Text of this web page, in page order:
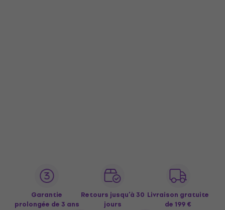
Garantie
prolongée de 3 ans
Retours jusqu’à 30
jours
Livraison gratuite
de 199 €